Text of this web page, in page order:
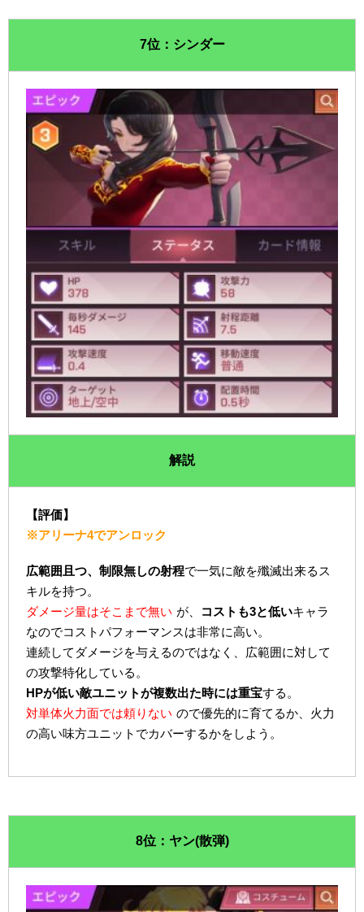
7位：シンダー
解説
【評価】
※アリーナ4でアンロック
広範囲且つ、制限無しの射程で一気に敵を殲滅出来るス
キルを持つ。
ダメージ量はそこまで無い が、 コストも3と低いキャラ
なのでコストパフォーマンスは非常に高い。
連続してダメージを与えるのではなく、広範囲に対して
の攻撃特化している。
HPが低い敵ユニットが複数出た時には重宝する。
対単体火力面では頼りない ので優先的に育てるか、火力
の高い味方ユニットでカバーするかをしよう。
8位：ヤン(散弾)